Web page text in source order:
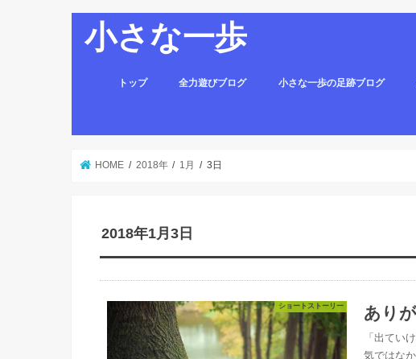
小さな一歩
トップ 全力遊びブログ 小さな一歩の足跡ブログ
HOME 2018年 1月 3日
2018年1月3日
ショートストーリー あり
「出てい
気ではな